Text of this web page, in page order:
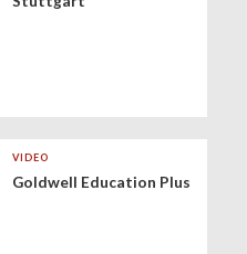
VIDEO
Goldwell Education Plus